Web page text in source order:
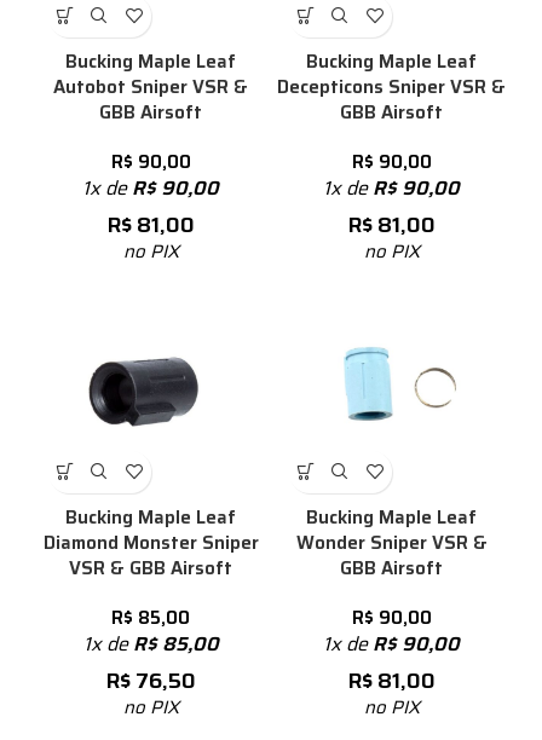
Bucking Maple Leaf
Autobot Sniper VSR &
GBB Airsoft
R$ 90,00
1x deR$90,00
R$81,00
no PIX
Bucking Maple Leaf
Decepticons Sniper VSR &
GBB Airsoft
R$ 90,00
1x deR$90,00
R$81,00
no PIX
Bucking Maple Leaf
Diamond Monster Sniper
VSR & GBB Airsoft
R$ 85,00
1x deR$85,00
R$76,50
no PIX
Bucking Maple Leaf
Wonder Sniper VSR &
GBB Airsoft
R$ 90,00
1x deR$90,00
R$81,00
no PIX